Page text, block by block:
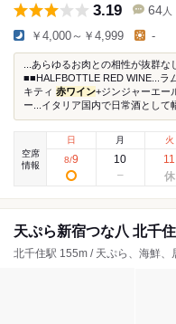
3.19 64 人
￥4,000～￥4,999 -
...あらゆるお肉との相性が抜群
■■HALFBOTTLE RED WINE...
キティ 赤ワイン+ジンジャーエ
ー...イタリア国内で日常酒として
空席
情報
日
8/9
月
10
火
11
天ぷら新宿つな八 北千
北千住駅 155m / 天ぷら、海鮮、